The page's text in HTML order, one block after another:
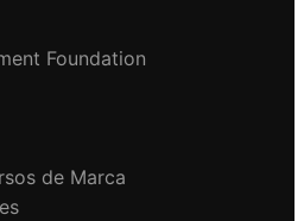
Foundation
de Marca